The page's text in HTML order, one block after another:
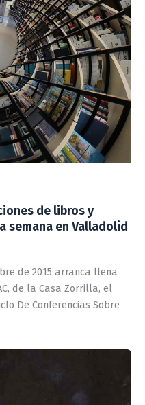
de libros y
semana en Valladolid
de 2015 arranca llena
de la Casa Zorrilla, el
De Conferencias Sobre